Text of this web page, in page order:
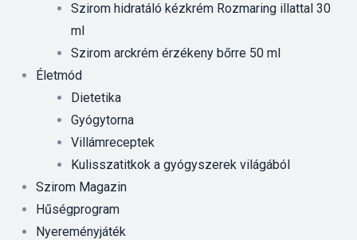
Szirom hidratáló kézkrém Rozmaring illattal 30
ml
Szirom arckrém érzékeny bőrre 50 ml
Életmód
Dietetika
Gyógytorna
Villámreceptek
Kulisszatitkok a gyógyszerek világából
Szirom Magazin
Hűségprogram
Nyereményjáték